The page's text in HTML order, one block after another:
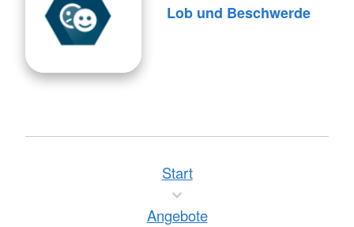
Lob und Beschwerde
Start
Angebote